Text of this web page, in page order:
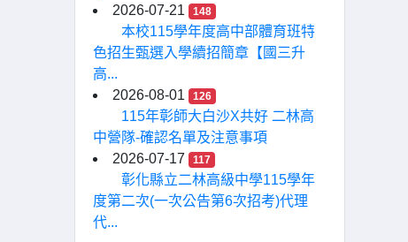
2026-07-21
148
本校115學年度高中部體育班特
色招生甄選入學續招簡章【國三升
高...
2026-08-01
126
115年彰師大白沙X共好 二林高
中營隊-確認名單及注意事項
2026-07-17
117
彰化縣立二林高級中學115學年
度第二次(一次公告第6次招考)代理
代...